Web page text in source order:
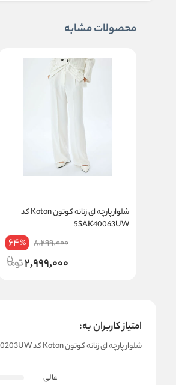
محصولات مشابه
شلوار پارچه ای زنانه کوتون Koton کد
5SAK40063UW
8,299,000
64%
2,999,000
امتیاز کاربران به:
شلوار پارچه ای زنانه کوتون Koton کد 6WAK40203UW
عالی